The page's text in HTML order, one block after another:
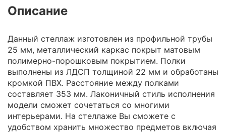
Описание
Данный стеллаж изготовлен из профильной трубы
25 мм, металлический каркас покрыт матовым
полимерно-порошковым покрытием. Полки
выполнены из ЛДСП толщиной 22 мм и обработаны
кромкой ПВХ. Расстояние между полками
составляет 353 мм. Лаконичный стиль исполнения
модели сможет сочетаться со многими
интерьерами. На стеллаже Вы сможете с
удобством хранить множество предметов включая